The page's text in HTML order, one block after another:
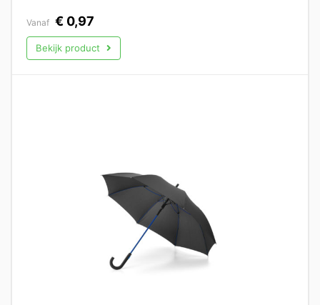
Vanaf € 0,97
Bekijk product